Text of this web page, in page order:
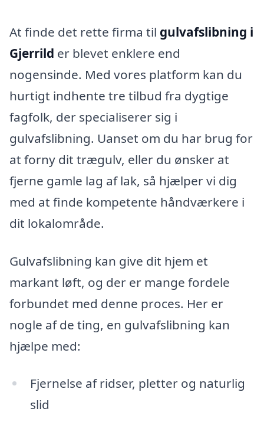
At finde det rette firma til gulvafslibning i
Gjerrild er blevet enklere end
nogensinde. Med vores platform kan du
hurtigt indhente tre tilbud fra dygtige
fagfolk, der specialiserer sig i
gulvafslibning. Uanset om du har brug for
at forny dit trægulv, eller du ønsker at
fjerne gamle lag af lak, så hjælper vi dig
med at finde kompetente håndværkere i
dit lokalområde.
Gulvafslibning kan give dit hjem et
markant løft, og der er mange fordele
forbundet med denne proces. Her er
nogle af de ting, en gulvafslibning kan
hjælpe med:
Fjernelse af ridser, pletter og naturlig
slid